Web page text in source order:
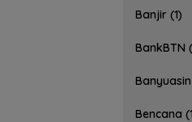
Banjir (1)
BankBTN
Bencana